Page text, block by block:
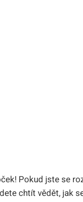
Pokud jste se
chtít vědět, jak